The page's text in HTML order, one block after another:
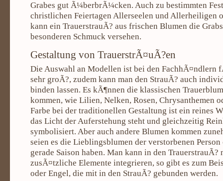
Grabes gut Ã¼berbrÃ¼cken. Auch zu bestimmten
christlichen Feiertagen Allerseelen und Allerheiligen
kann ein TrauerstrauÃ? aus frischen Blumen die
besonderen Schmuck versehen.
Gestaltung von TrauerstrÃ¤uÃ?en
Die Auswahl an Modellen ist bei den
sehr groÃ?, zudem kann man den StrauÃ? auch
binden lassen. Es kÃ¶nnen die klassischen
kommen, wie Lilien, Nelken, Rosen, Chrysanthemen
Farbe bei der traditionellen Gestaltung ist ein reines
das Licht der Auferstehung steht und gleichzeitig
symbolisiert. Aber auch andere Blumen kommen
seien es die Lieblingsblumen der verstorbenen
gerade Saison haben. Man kann in den
zusÃ¤tzliche Elemente integrieren, so gibt es zum
oder Engel, die mit in den StrauÃ? gebunden werden.